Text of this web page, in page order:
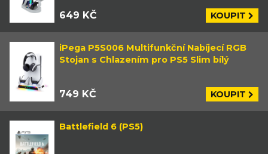
649 KČ KOUPIT
iPega P5S006 Multifunkční Nabíjecí RGB
Stojan s Chlazením pro PS5 Slim bílý
749 KČ KOUPIT
Battlefield 6 (PS5)